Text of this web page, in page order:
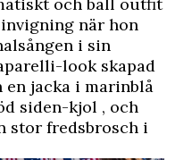
och ball outfit
när hon
i sin
look skapad
en jacka i marinblå
siden-kjol , och
stor fredsbrosch i